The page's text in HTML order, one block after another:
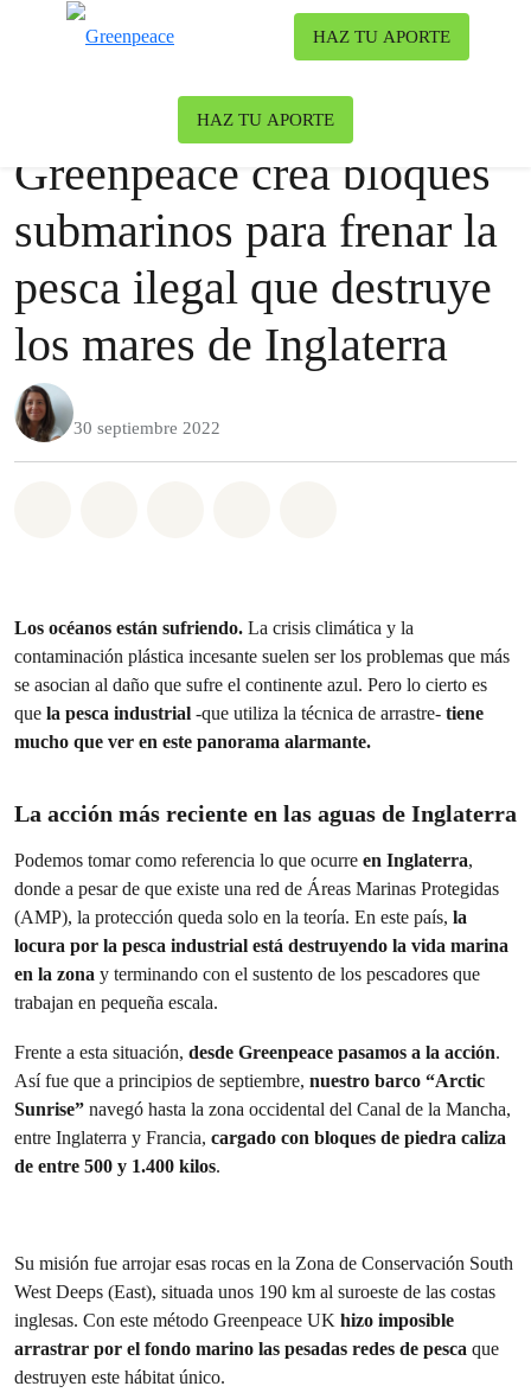
HAZ TU APORTE
HAZ TU APORTE
Blog | Océanos
Greenpeace crea bloques
submarinos para frenar la
pesca ilegal que destruye
los mares de Inglaterra
30 septiembre 2022
Los océanos están sufriendo. La crisis climática y la
contaminación plástica incesante suelen ser los problemas que más
se asocian al daño que sufre el continente azul. Pero lo cierto es
que la pesca industrial -que utiliza la técnica de arrastre- tiene
mucho que ver en este panorama alarmante.
La acción más reciente en las aguas de Inglaterra
Podemos tomar como referencia lo que ocurre en Inglaterra,
donde a pesar de que existe una red de Áreas Marinas Protegidas
(AMP), la protección queda solo en la teoría. En este país, la
locura por la pesca industrial está destruyendo la vida marina
en la zona y terminando con el sustento de los pescadores que
trabajan en pequeña escala.
Frente a esta situación, desde Greenpeace pasamos a la acción.
Así fue que a principios de septiembre, nuestro barco “Arctic
Sunrise” navegó hasta la zona occidental del Canal de la Mancha,
entre Inglaterra y Francia, cargado con bloques de piedra caliza
de entre 500 y 1.400 kilos.
Su misión fue arrojar esas rocas en la Zona de Conservación South
West Deeps (East), situada unos 190 km al suroeste de las costas
inglesas. Con este método Greenpeace UK hizo imposible
arrastrar por el fondo marino las pesadas redes de pesca que
destruyen este hábitat único.